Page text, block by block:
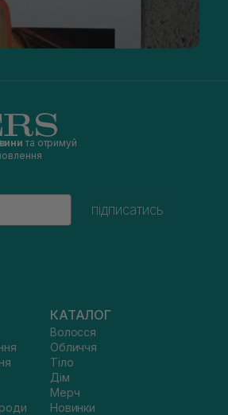
та отримуй
підписатись
КАТАЛОГ
Волосся
Обличчя
Тіло
Дім
Мерч
Новинки